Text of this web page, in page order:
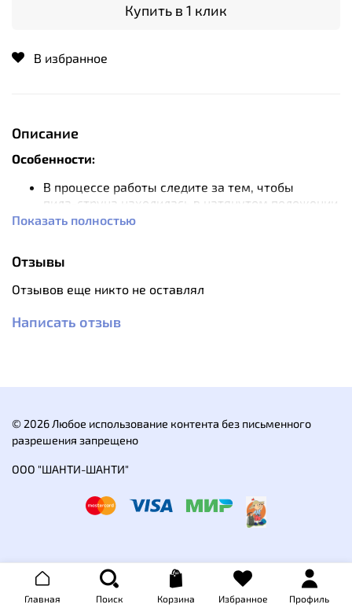
Купить в 1 клик
В избранное
Описание
Особенности:
В процессе работы следите за тем, чтобы
пила-струна
находилась в натянутом положении
в одной плоскости с распилом и старайтесь не
чтобы распил «открывался», а не «закрывался»,
При работе вдвоём желательно поддерживать
работу и давая нагретой
Длина рабочей поверхности: 55 см.
Показать полностью
Отзывы
Отзывов еще никто не оставлял
Написать отзыв
© 2026 Любое использование контента без письменного
разрешения запрещено
ООО "ШАНТИ-ШАНТИ"
Главная Поиск Корзина Избранное Профиль